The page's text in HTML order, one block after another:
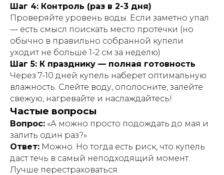
Шаг 4: Контроль (раз в 2-3 дня)
Проверяйте уровень воды. Если заметно упал
— есть смысл поискать место протечки (но
обычно в правильно собранной купели
уходит не больше 1-2 см за неделю)
Шаг 5: К празднику — полная готовность
Через 7-10 дней купель наберет оптимальную
влажность. Слейте воду, ополосните, залейте
свежую, нагревайте и наслаждайтесь!
Частые вопросы
Вопрос: «А можно просто подождать до мая и
залить один раз?»
Ответ: Можно. Но тогда есть риск, что купель
даст течь в самый неподходящий момент.
Лучше перестраховаться.